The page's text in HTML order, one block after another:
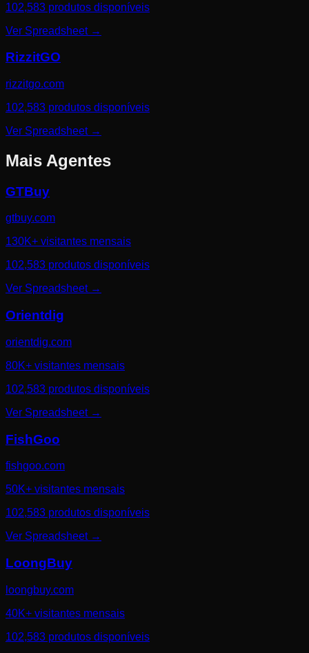
102,583 produtos disponíveis
Ver Spreadsheet→
RizzitGO
rizzitgo.com
102,583 produtos disponíveis
Ver Spreadsheet→
Mais Agentes
GTBuy
gtbuy.com
130K+ visitantes mensais
102,583 produtos disponíveis
Ver Spreadsheet→
Orientdig
orientdig.com
80K+ visitantes mensais
102,583 produtos disponíveis
Ver Spreadsheet→
FishGoo
fishgoo.com
50K+ visitantes mensais
102,583 produtos disponíveis
Ver Spreadsheet→
LoongBuy
loongbuy.com
40K+ visitantes mensais
102,583 produtos disponíveis